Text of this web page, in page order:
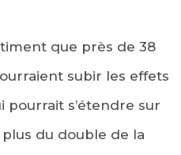
que près de 38
subir les effets
pourrait s’étendre sur
plus du double de la